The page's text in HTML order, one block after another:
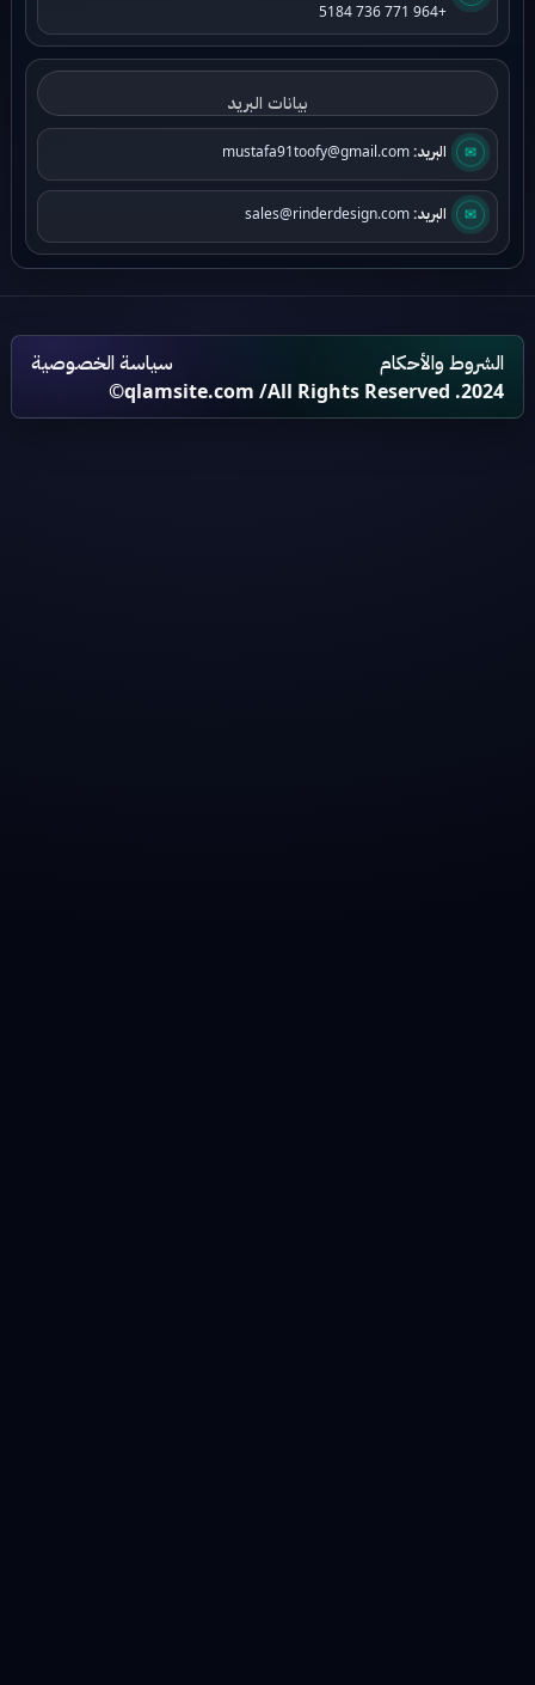
بيانات البريد
✉
✉ البريد: sales@rinderdesign.com
الشروط والأحكام
سياسة الخصوصية